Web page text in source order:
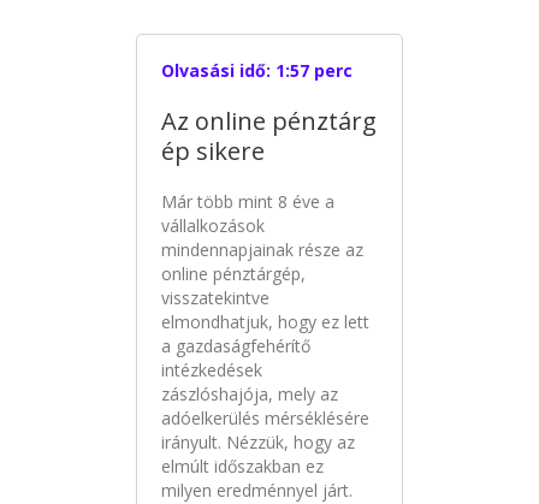
Olvasási idő: 1:57 perc
Az online pénztárg
ép sikere
Már több mint 8 éve a
vállalkozások
mindennapjainak része az
online pénztárgép,
visszatekintve
elmondhatjuk, hogy ez lett
a gazdaságfehérítő
intézkedések
zászlóshajója, mely az
adóelkerülés mérséklésére
irányult. Nézzük, hogy az
elmúlt időszakban ez
milyen eredménnyel járt.